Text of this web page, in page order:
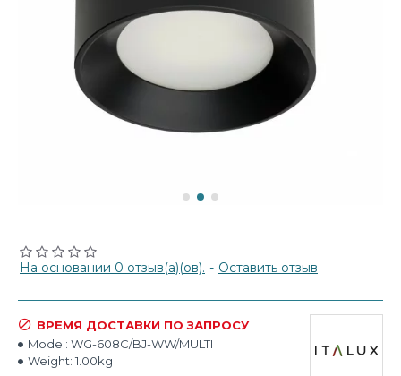
На основании 0 отзыв(а)(ов). - Оставить отзыв
ВРЕМЯ ДОСТАВКИ ПО ЗАПРОСУ
Model: WG-608C/BJ-WW/MULTI
Weight: 1.00kg